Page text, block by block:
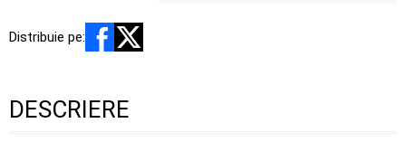
Distribuie pe:
DESCRIERE